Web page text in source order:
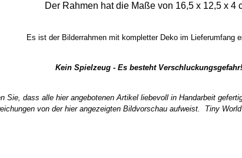
Der Rahmen hat die Maße von 16,5 x 12,5 x 4
Es ist der Bilderrahmen mit kompletter Deko im Lieferumfang
Kein Spielzeug - Es besteht Verschluckungsgefahr!
Sie, dass alle hier angebotenen Artikel liebevoll in Handarbeit
von der hier angezeigten Bildvorschau aufweist. Tiny